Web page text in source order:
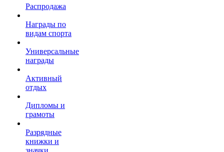
Распродажа
Награды по
видам спорта
Универсальные
награды
Активный
отдых
Дипломы и
грамоты
Разрядные
книжки и
значки